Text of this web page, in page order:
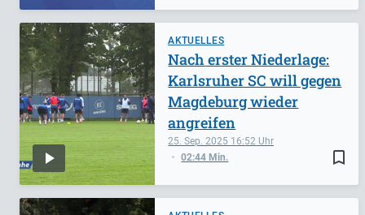
AKTUELLES
bookmark_border
25. Sep. 2025 16:52
02:44 Min.
Nach erster Niederlage:
Karlsruher SC will gegen
Magdeburg wieder
angreifen